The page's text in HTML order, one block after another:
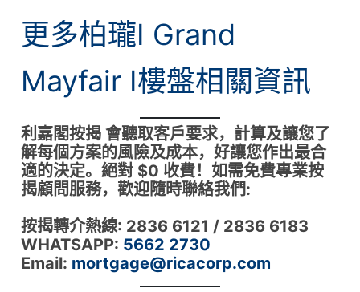
更多柏瓏I Grand
Mayfair I樓盤相關資訊
利嘉閣按揭 會聽取客戶要求，計算及讓您了
解每個方案的風險及成本，好讓您作出最合
適的決定。絕對 $0 收費！如需免費專業按
揭顧問服務，歡迎隨時聯絡我們:
按揭轉介熱線: 2836 6121 / 2836 6183
WHATSAPP: 5662 2730
Email: mortgage@ricacorp.com